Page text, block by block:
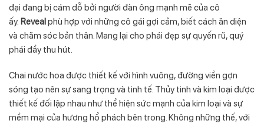
đại đang bị cám dỗ bởi người đàn ông mạnh mẽ của cô
ấy. Revealphù hợp với những cô gái gợi cảm, biết cách ăn diện
và chăm sóc bản thân. Mang lại cho phái đẹp sự quyến rũ, quý
phái đầy thu hút.
Chai nước hoa được thiết kế với hình vuông, đường viền gợn
sóng tạo nên sự sang trọng và tinh tế. Thủy tinh và kim loại được
thiết kế đối lập nhau như thể hiện sức mạnh của kim loại và sự
mềm mại của hương hổ phách bên trong. Không những thế, với